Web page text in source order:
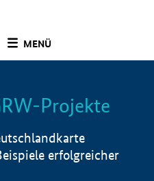
MENÜ
Info
Projekte
erfolgreicher